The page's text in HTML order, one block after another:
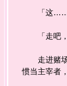
「这……
「走吧，
走进赌场
惯当主宰者